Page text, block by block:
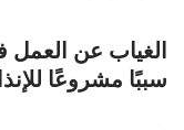
الغياب عن
سببًا مشروعًا